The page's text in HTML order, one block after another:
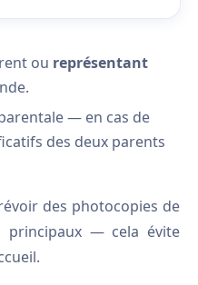
ou représentant
— en cas de
des deux parents
des photocopies de
principaux — cela évite